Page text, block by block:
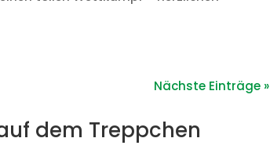
Nächste Einträge »
dem Treppchen